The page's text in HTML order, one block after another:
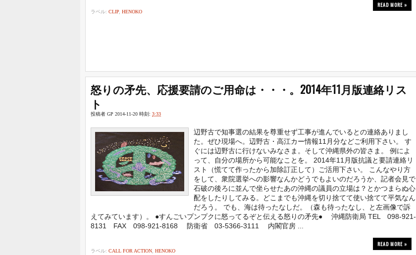
READ MORE »
ラベル: CLIP HENOKO
怒りの矛先、応援要請のご用命は・・・。2014年11月版連絡リス
ト
投稿者 GP 2014-11-20 時刻: 3:33
辺野古で知事選の結果を尊重せず工事が進んでいるとの連絡ありまし
た。ぜひ現場へ。辺野古・高江カー情報11月分などご利用下さい。 す
ぐには辺野古に行けないみなさま。そして沖縄県外の皆さま。 例によ
って、自分の場所から可能なことを。 2014年11月版抗議と要請連絡リ
スト（慌てて作ったから加除訂正して）ご活用下さい。 こんなやり方
をして、衆院選挙への影響なんかどうでもよいのだろうか、記者会見で
石破の後ろに並んで坐らせたあの沖縄の議員の立場は？とかつまらぬ心
配をしたりしてみる。どこまでも沖縄を切り捨てて使い捨てて平気なん
だろう。 でも、海は待ったなしだ。（森も待ったなし、と左画像で訴
えてみています）。 ●すんごいプンプクに怒ってるぞと伝える怒りの矛先● 沖縄防衛局 TEL 098-921-
8131 FAX 098-921-8168 防衛省 03-5366-3111 内閣官房 ...
READ MORE »
ラベル: CALL FOR ACTION HENOKO